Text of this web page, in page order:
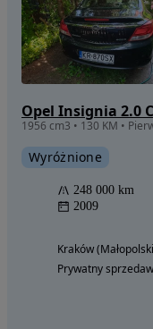
Opel Insignia 2.0
Wyróżnione
248 000 km
2009
Kraków
Prywatny